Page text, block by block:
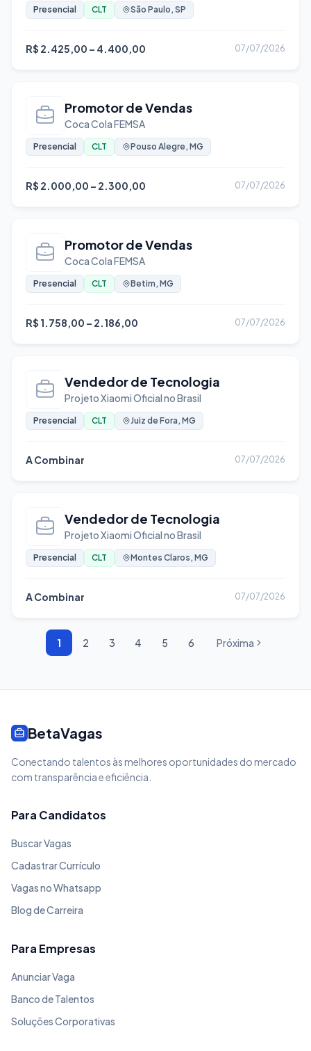
Presencial CLT São Paulo, SP
R$ 2.425,00 – 4.400,00 07/07/2026
Promotor de Vendas
Coca Cola FEMSA
Presencial CLT Pouso Alegre, MG
R$ 2.000,00 – 2.300,00 07/07/2026
Promotor de Vendas
Coca Cola FEMSA
Presencial CLT Betim, MG
R$ 1.758,00 – 2.186,00 07/07/2026
Vendedor de Tecnologia
Projeto Xiaomi Oficial no Brasil
Presencial CLT Juiz de Fora, MG
A Combinar 07/07/2026
Vendedor de Tecnologia
Projeto Xiaomi Oficial no Brasil
Presencial CLT Montes Claros, MG
A Combinar 07/07/2026
1 2 3 4 5 6 Próxima
BetaVagas
Conectando talentos às melhores oportunidades do mercado
com transparência e eficiência.
Para Candidatos
Buscar Vagas
Cadastrar Currículo
Vagas no Whatsapp
Blog de Carreira
Para Empresas
Anunciar Vaga
Banco de Talentos
Soluções Corporativas